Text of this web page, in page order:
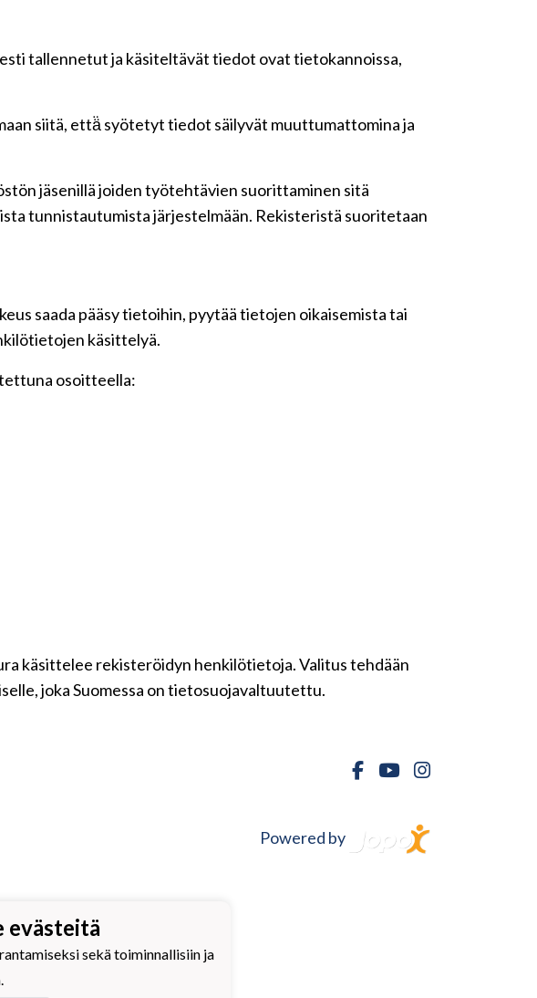
tallennetut ja käsiteltävät tiedot ovat tietokannoissa,
siitä, että̈ syötetyt tiedot säilyvät muuttumattomina ja
jäsenillä joiden työtehtävien suorittaminen sitä
tunnistautumista järjestelmään. Rekisteristä suoritetaan
saada pääsy tietoihin, pyytää tietojen oikaisemista tai
käsittelyä.
osoitteella:
käsittelee rekisteröidyn henkilötietoja. Valitus tehdään
joka Suomessa on tietosuojavaltuutettu.
Powered by
evästeitä
sekä toiminnallisiin ja